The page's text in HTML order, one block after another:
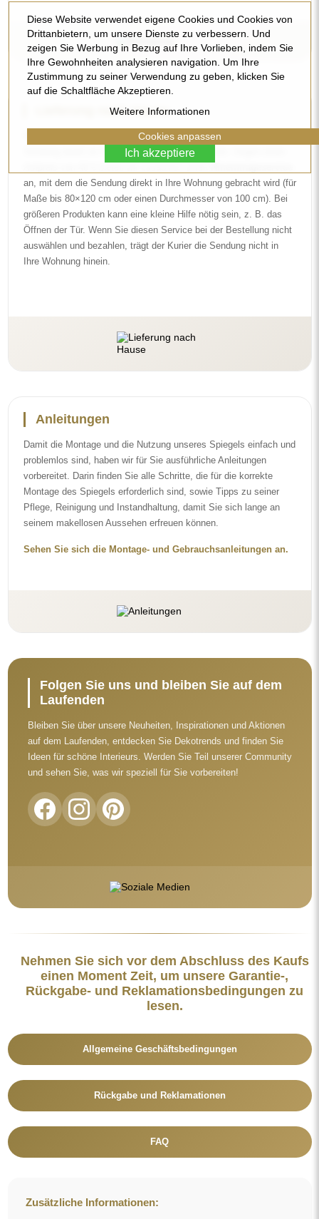
Lieferung nach Hause
Wir bieten einen Lieferservice nach Hause an, mit dem Sie die
Sendung direkt an Ihrer Haustür entgegennehmen. Gegen einen
an, mit dem die Sendung direkt in Ihre Wohnung gebracht wird (für
Maße bis 80×120 cm oder einen Durchmesser von 100 cm). Bei
größeren Produkten kann eine kleine Hilfe nötig sein, z. B. das
Öffnen der Tür. Wenn Sie diesen Service bei der Bestellung nicht
auswählen und bezahlen, trägt der Kurier die Sendung nicht in
Ihre Wohnung hinein.
Anleitungen
Damit die Montage und die Nutzung unseres Spiegels einfach und
problemlos sind, haben wir für Sie ausführliche Anleitungen
vorbereitet. Darin finden Sie alle Schritte, die für die korrekte
Montage des Spiegels erforderlich sind, sowie Tipps zu seiner
Pflege, Reinigung und Instandhaltung, damit Sie sich lange an
seinem makellosen Aussehen erfreuen können.
Sehen Sie sich die Montage- und Gebrauchsanleitungen an.
Folgen Sie uns und bleiben Sie auf dem
Laufenden
Bleiben Sie über unsere Neuheiten, Inspirationen und Aktionen
auf dem Laufenden, entdecken Sie Dekotrends und finden Sie
Ideen für schöne Interieurs. Werden Sie Teil unserer Community
und sehen Sie, was wir speziell für Sie vorbereiten!
Nehmen Sie sich vor dem Abschluss des Kaufs
einen Moment Zeit, um unsere Garantie-,
Rückgabe- und Reklamationsbedingungen zu
lesen.
Allgemeine Geschäftsbedingungen
Rückgabe und Reklamationen
FAQ
Zusätzliche Informationen:
Diese Website verwendet eigene Cookies und Cookies von
Drittanbietern, um unsere Dienste zu verbessern. Und
zeigen Sie Werbung in Bezug auf Ihre Vorlieben, indem Sie
Ihre Gewohnheiten analysieren navigation. Um Ihre
Zustimmung zu seiner Verwendung zu geben, klicken Sie
auf die Schaltfläche Akzeptieren.
Weitere Informationen
Cookies anpassen
Ich akzeptiere